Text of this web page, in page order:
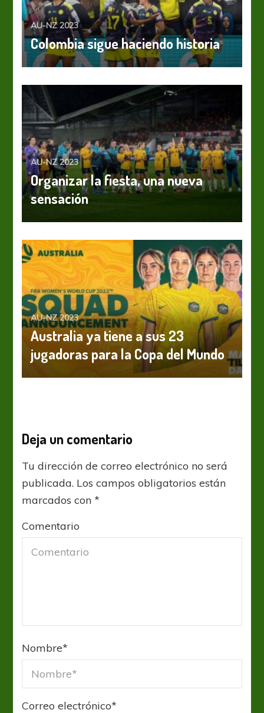
AU-NZ 2023
Colombia sigue haciendo historia
AU-NZ 2023
Organizar la fiesta, una nueva
sensación
AU-NZ 2023
Australia ya tiene a sus 23
jugadoras para la Copa del Mundo
Deja un comentario
Tu dirección de correo electrónico no será
publicada. Los campos obligatorios están
marcados con*
Comentario
Nombre*
Correo electrónico*